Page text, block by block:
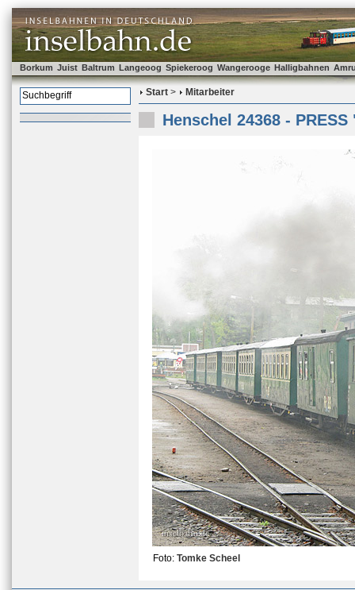
Borkum Juist Baltrum Langeoog Spiekeroog Wangerooge Halligbahnen
Start > Mitarbeiter
Henschel 24368 - PRESS
Foto: Tomke Scheel